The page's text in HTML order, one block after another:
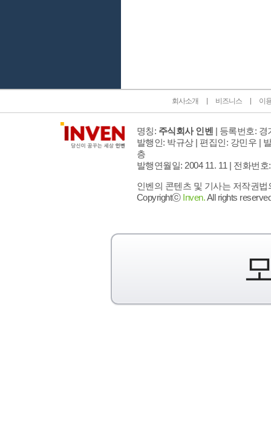
회사소개 비즈니스 이
명칭: 주식회사 인벤 | 등록번호: 경
발행인: 박규상 | 편집인: 강민우 |
층
발행연월일: 2004 11. 11 | 전화번호
인벤의 콘텐츠 및 기사는 저작권
Copyrightⓒ Inven.All rights